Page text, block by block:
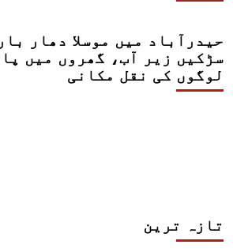
حیدرآباد میں موسلا دھار
سڑکیں زیر آب، گھروں میں
لوگوں کی نقل مکانی
تازہ ترین